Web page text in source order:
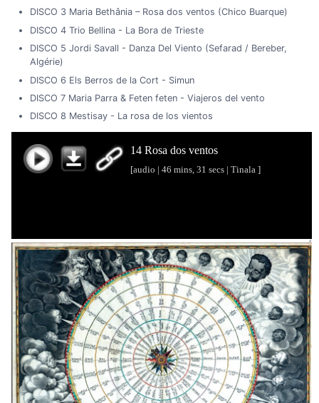
DISCO 3 Maria Bethânia – Rosa dos ventos (Chico Buarque)
DISCO 4 Trio Bellina - La Bora de Trieste
DISCO 5 Jordi Savall - Danza Del Viento (Sefarad / Bereber,
Algérie)
DISCO 6 Els Berros de la Cort - Simun
DISCO 7 Maria Parra & Feten feten - Viajeros del vento
DISCO 8 Mestisay - La rosa de los vientos